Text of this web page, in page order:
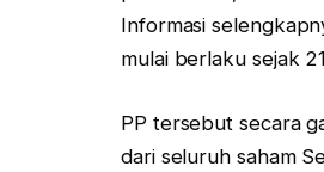
Informasi
mulai berlaku sejak
PP tersebut secara
dari seluruh saham